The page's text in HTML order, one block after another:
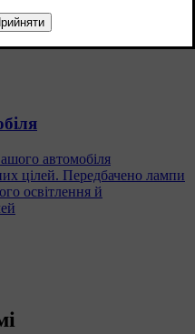
автомобіля
цілей. Передбачено лампи
освітлення й